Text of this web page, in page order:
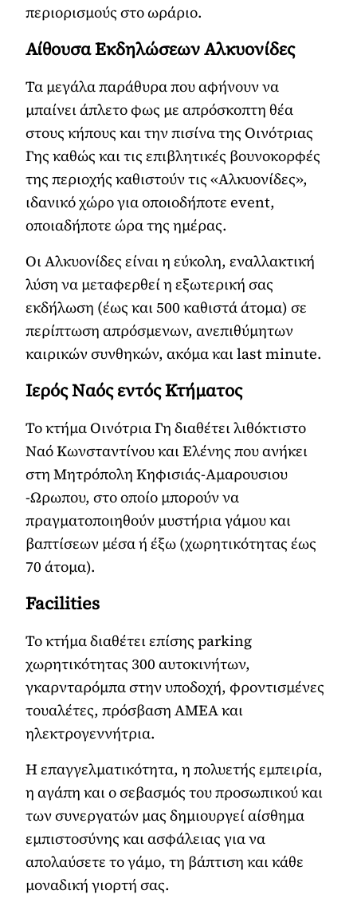
περιορισμούς στο ωράριο.
Αίθουσα Εκδηλώσεων Αλκυονίδες
Τα μεγάλα παράθυρα που αφήνουν να
μπαίνει άπλετο φως με απρόσκοπτη θέα
στους κήπους και την πισίνα της Οινότριας
Γης καθώς και τις επιβλητικές βουνοκορφές
της περιοχής καθιστούν τις «Αλκυονίδες»,
ιδανικό χώρο για οποιοδήποτε event,
οποιαδήποτε ώρα της ημέρας.
Οι Αλκυονίδες είναι η εύκολη, εναλλακτική
λύση να μεταφερθεί η εξωτερική σας
εκδήλωση (έως και 500 καθιστά άτομα) σε
περίπτωση απρόσμενων, ανεπιθύμητων
καιρικών συνθηκών, ακόμα και last minute.
Ιερός Ναός εντός Κτήματος
Το κτήμα Οινότρια Γη διαθέτει λιθόκτιστο
Ναό Κωνσταντίνου και Ελένης που ανήκει
στη Μητρόπολη Κηφισιάς-Αμαρουσιου
-Ωρωπου, στο οποίο μπορούν να
πραγματοποιηθούν μυστήρια γάμου και
βαπτίσεων μέσα ή έξω (χωρητικότητας έως
70 άτομα).
Facilities
Το κτήμα διαθέτει επίσης parking
χωρητικότητας 300 αυτοκινήτων,
γκαρνταρόμπα στην υποδοχή, φροντισμένες
τουαλέτες, πρόσβαση ΑΜΕΑ και
ηλεκτρογεννήτρια.
Η επαγγελματικότητα, η πολυετής εμπειρία,
η αγάπη και ο σεβασμός του προσωπικού και
των συνεργατών μας δημιουργεί αίσθημα
εμπιστοσύνης και ασφάλειας για να
απολαύσετε το γάμο, τη βάπτιση και κάθε
μοναδική γιορτή σας.